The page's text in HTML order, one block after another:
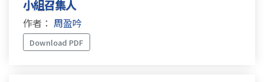
小組召集人
作者： 周盈吟
Download PDF